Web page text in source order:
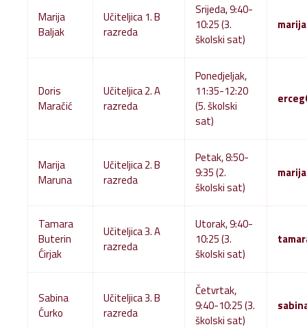
Marija
Baljak
Učiteljica 1. B
razreda
Srijeda, 9:40-
10:25 (3.
školski sat)
Doris
Maračić
Učiteljica 2. A
razreda
Ponedjeljak,
11:35-12:20
(5. školski
sat)
Marija
Maruna
Učiteljica 2. B
razreda
Petak, 8:50-
9:35 (2.
školski sat)
Tamara
Buterin
Ćirjak
Učiteljica 3. A
razreda
Utorak, 9:40-
10:25 (3.
školski sat)
Sabina
Ćurko
Učiteljica 3. B
razreda
Četvrtak,
9:40-10:25 (3.
školski sat)